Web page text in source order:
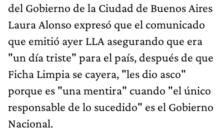
del Gobierno de la Ciudad de Buenos Aires
Laura Alonso expresó que el comunicado
que emitió ayer LLA asegurando que era
"un día triste" para el país, después de que
Ficha Limpia se cayera, "les dio asco"
porque es "una mentira" cuando "el único
responsable de lo sucedido" es el Gobierno
Nacional.